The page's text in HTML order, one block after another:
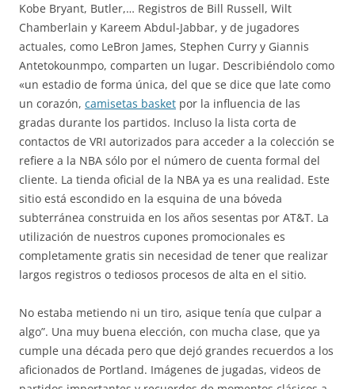
Kobe Bryant, Butler,… Registros de Bill Russell, Wilt
Chamberlain y Kareem Abdul-Jabbar, y de jugadores
actuales, como LeBron James, Stephen Curry y Giannis
Antetokounmpo, comparten un lugar. Describiéndolo como
«un estadio de forma única, del que se dice que late como
un corazón, camisetas basket por la influencia de las
gradas durante los partidos. Incluso la lista corta de
contactos de VRI autorizados para acceder a la colección se
refiere a la NBA sólo por el número de cuenta formal del
cliente. La tienda oficial de la NBA ya es una realidad. Este
sitio está escondido en la esquina de una bóveda
subterránea construida en los años sesentas por AT&T. La
utilización de nuestros cupones promocionales es
completamente gratis sin necesidad de tener que realizar
largos registros o tediosos procesos de alta en el sitio.
No estaba metiendo ni un tiro, asique tenía que culpar a
algo”. Una muy buena elección, con mucha clase, que ya
cumple una década pero que dejó grandes recuerdos a los
aficionados de Portland. Imágenes de jugadas, videos de